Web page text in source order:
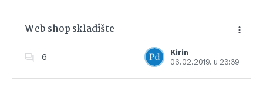
Web shop skladište
6
Kirin
06.02.2019. u 23:39
Dodajte u favorite